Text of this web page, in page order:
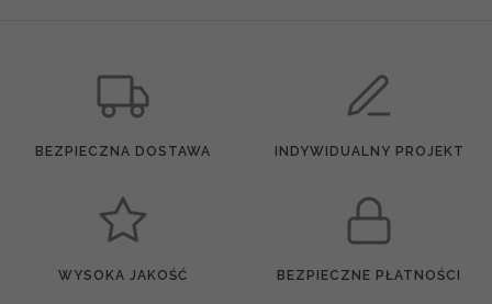
BEZPIECZNA DOSTAWA INDYWIDUALNY PROJEKT
WYSOKA JAKOŚĆ BEZPIECZNE PŁATNOŚCI